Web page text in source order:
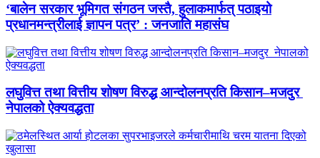
‘बालेन सरकार भूमिगत संगठन जस्तै, हुलाकमार्फत् पठाइयो
प्रधानमन्त्रीलाई ज्ञापन पत्र’ : जनजाति महासंघ
लघुवित्त तथा वित्तीय शोषण विरुद्ध आन्दोलनप्रति किसान–मजदुर
नेपालको ऐक्यवद्धता